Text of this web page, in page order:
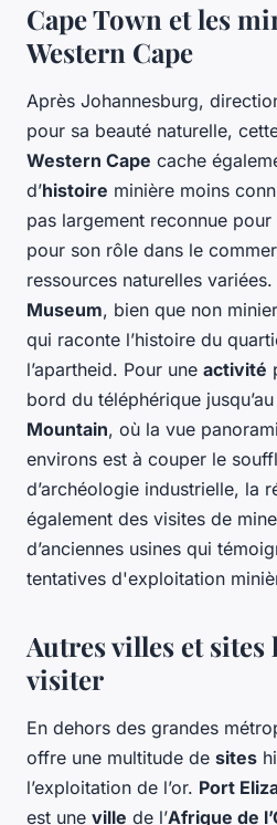
Cape Town et les
Western Cape
Après Johannesburg,
pour sa beauté naturelle,
Western Cape cache
d’histoire minière moins
pas largement reconnue pour
pour son rôle dans le
ressources naturelles variées.
Museum, bien que non
qui raconte l’histoire du
l’apartheid. Pour une activité
bord du téléphérique
Mountain, où la vue
environs est à couper le
d’archéologie industrielle, la
également des visites de
d’anciennes usines qui
tentatives d'exploitation
Autres villes et
visiter
En dehors des grandes
offre une multitude de sites
l’exploitation de l’or. Port
est une ville de l’Afrique de